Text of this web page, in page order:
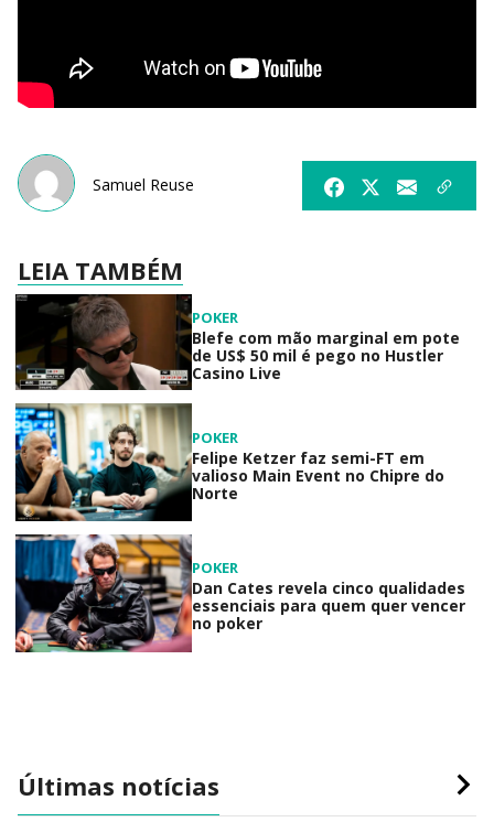
Samuel Reuse
LEIA TAMBÉM
POKER
Blefe com mão marginal em pote
de US$ 50 mil é pego no Hustler
Casino Live
POKER
Felipe Ketzer faz semi-FT em
valioso Main Event no Chipre do
Norte
POKER
Dan Cates revela cinco qualidades
essenciais para quem quer vencer
no poker
Últimas notícias